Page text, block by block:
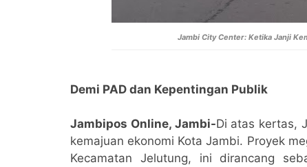
Jambi City Center: Ketika Janji
Demi PAD dan Kepentingan Publik
Jambipos Online, Jambi-Di atas kertas,
kemajuan ekonomi Kota Jambi. Proyek
Kecamatan Jelutung, ini dirancang